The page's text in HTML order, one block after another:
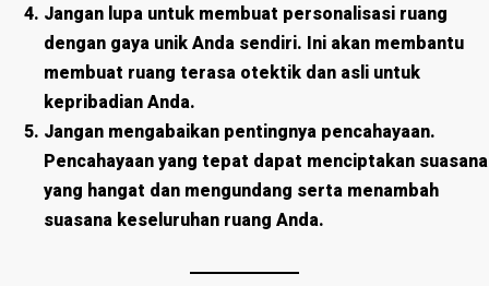
Jangan lupa untuk membuat personalisasi ruang
dengan gaya unik Anda sendiri. Ini akan membantu
membuat ruang terasa otektik dan asli untuk
kepribadian Anda.
Jangan mengabaikan pentingnya pencahayaan.
Pencahayaan yang tepat dapat menciptakan suasana
yang hangat dan mengundang serta menambah
suasana keseluruhan ruang Anda.